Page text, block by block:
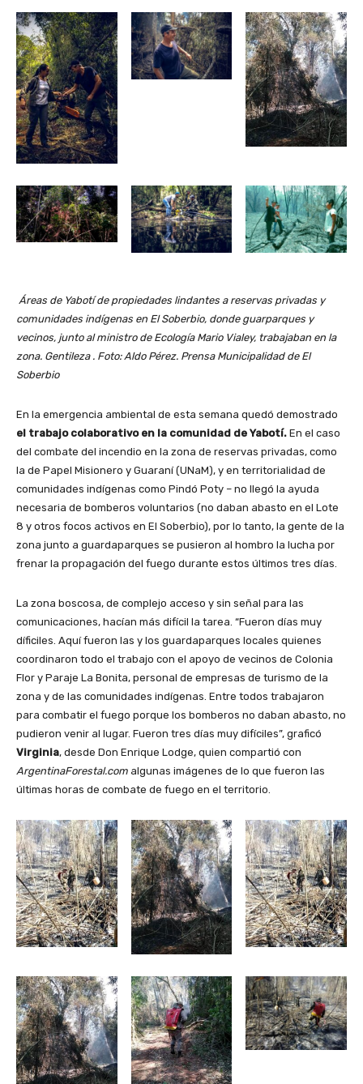
Áreas de Yabotí de propiedades lindantes a reservas privadas y
comunidades indígenas en El Soberbio, donde guarparques y
vecinos, junto al ministro de Ecología Mario Vialey, trabajaban en la
zona. Gentileza . Foto: Aldo Pérez. Prensa Municipalidad de El
Soberbio
En la emergencia ambiental de esta semana quedó demostrado
el trabajo colaborativo en la comunidad de Yabotí. En el caso
del combate del incendio en la zona de reservas privadas, como
la de Papel Misionero y Guaraní (UNaM), y en territorialidad de
comunidades indígenas como Pindó Poty – no llegó la ayuda
necesaria de bomberos voluntarios (no daban abasto en el Lote
8 y otros focos activos en El Soberbio), por lo tanto, la gente de la
zona junto a guardaparques se pusieron al hombro la lucha por
frenar la propagación del fuego durante estos últimos tres días.
La zona boscosa, de complejo acceso y sin señal para las
comunicaciones, hacían más difícil la tarea. “Fueron días muy
díficiles. Aquí fueron las y los guardaparques locales quienes
coordinaron todo el trabajo con el apoyo de vecinos de Colonia
Flor y Paraje La Bonita, personal de empresas de turismo de la
zona y de las comunidades indígenas. Entre todos trabajaron
para combatir el fuego porque los bomberos no daban abasto, no
pudieron venir al lugar. Fueron tres días muy difíciles”, graficó
Virginia, desde Don Enrique Lodge, quien compartió con
ArgentinaForestal.com algunas imágenes de lo que fueron las
últimas horas de combate de fuego en el territorio.